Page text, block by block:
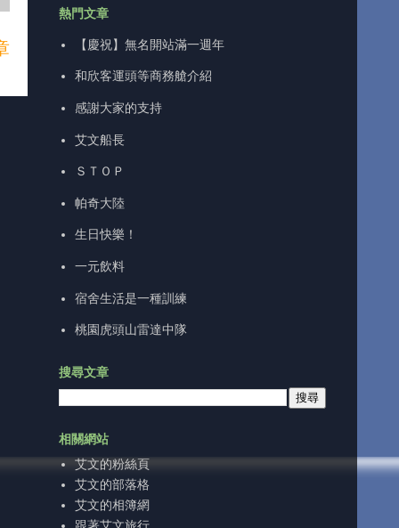
熱門文章
【慶祝】無名開站滿一週年
和欣客運頭等商務艙介紹
感謝大家的支持
艾文船長
ＳＴＯＰ
帕奇大陸
生日快樂！
一元飲料
宿舍生活是一種訓練
桃園虎頭山雷達中隊
搜尋文章
相關網站
艾文的粉絲頁
艾文的部落格
艾文的相簿網